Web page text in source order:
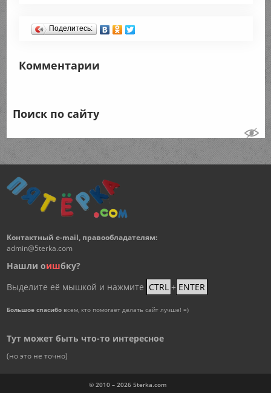
Поделитесь:
Комментарии
Поиск по сайту
Контактный e-mail, правообладателям:
admin@5terka.com
Нашли оишбку?
Выделите её мышкой и нажмите CTRL + ENTER
Большое спасибовсем, кто помогает делать сайт лучше! =)
Тут может быть что-то интересное
(но это не точно)
© 2010 – 2026 5terka.com